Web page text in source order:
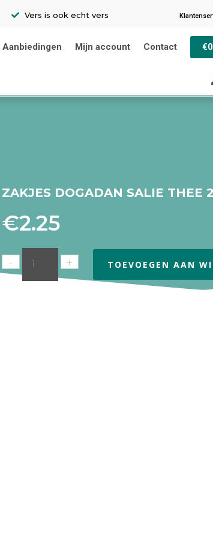
Vers is ook echt vers
Aanbiedingen Mijn account Contact
ZAKJES DOGADAN SALIE THEE
€2.25
TOEVOEGEN AAN